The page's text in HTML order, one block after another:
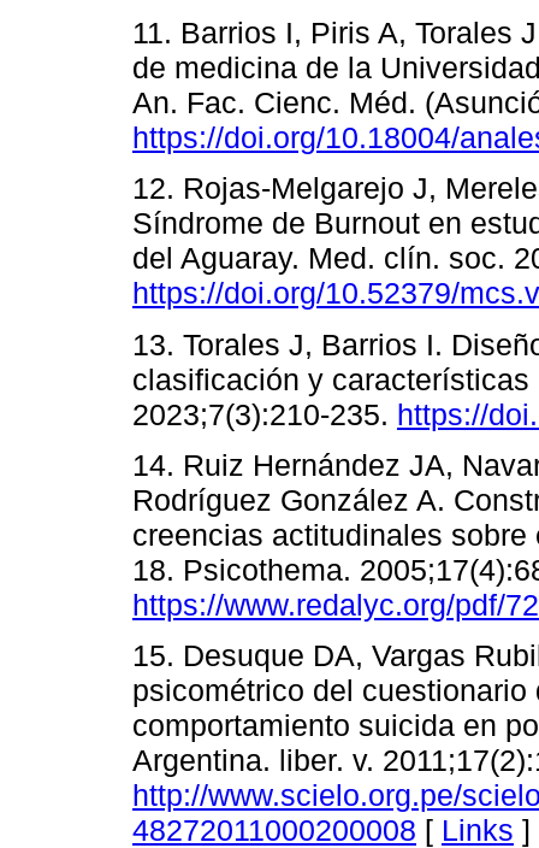
11. Barrios I, Piris A, Torales
de medicina de la
An. Fac. Cienc. Méd.
https://doi.org/10.18004/
12. Rojas-Melgarejo J,
Síndrome de Burnout en
del Aguaray. Med. clín. soc.
https://doi.org/10.52379/
13. Torales J, Barrios I.
clasificación y
2023;7(3):210-235. https://
14. Ruiz Hernández JA,
Rodríguez González A.
creencias actitudinales
18. Psicothema.
https://www.redalyc.org/pdf/
15. Desuque DA, Vargas
psicométrico del
comportamiento suicida en
Argentina. liber. v.
http://www.scielo.org.pe/
48272011000200008 [ Links ]